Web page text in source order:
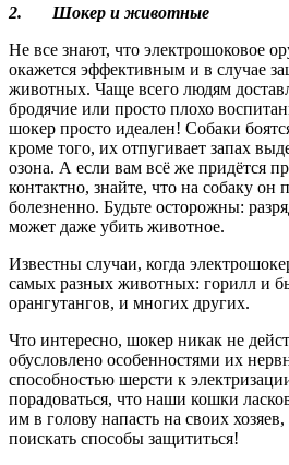
2. Шокер и животные
Не все знают, что электрошоковое
окажется эффективным и в случае
животных. Чаще всего людям
бродячие или просто плохо
шокер просто идеален! Собаки
кроме того, их отпугивает запах
озона. А если вам всё же придётся
контактно, знайте, что на собаку он
болезненно. Будьте осторожны:
может даже убить животное.
Известны случаи, когда
самых разных животных: горилл и
орангутангов, и многих других.
Что интересно, шокер никак не
обусловлено особенностями их
способностью шерсти к
порадоваться, что наши кошки
им в голову напасть на своих
поискать способы защититься!